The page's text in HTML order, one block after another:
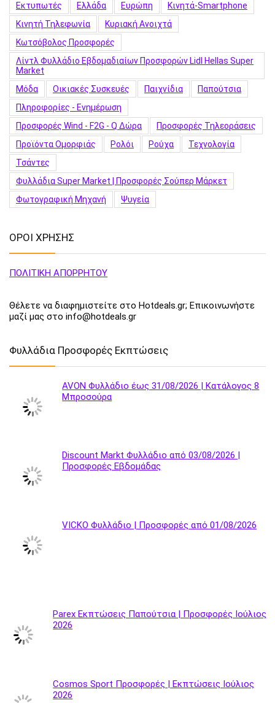
Εκτυπωτές
Ελλάδα Ευρώπη
Κινητά-Smartphone
Κινητή Τηλεφωνία
Κυριακή Ανοιχτά
Κωτσόβολος Προσφορές
Λίντλ Φυλλάδιο Εβδομαδιαίων Προσφορών Lidl Hellas Super
Market
Μόδα
Οικιακές Συσκευές Παιχνίδια
Παπούτσια
Πληροφορίες - Ενημέρωση
Προσφορές Wind - F2G - Q Δώρα
Προσφορές Τηλεοράσεις
Προϊόντα Ομορφιάς
Ρολόι Ρούχα
Τεχνολογία
Τσάντες
Φυλλάδια Super Market | Προσφορές Σούπερ Μάρκετ
Φωτογραφική Μηχανή
Ψυγεία
ΟΡΟΙ ΧΡΗΣΗΣ
ΠΟΛΙΤΙΚΗ ΑΠΟΡΡΗΤΟΥ
Θέλετε να διαφημιστείτε στο Hotdeals.gr; Επικοινωνήστε
μαζί μας στο info@hotdeals.gr
Φυλλάδια Προσφορές Εκπτώσεις
AVON Φυλλάδιο έως 31/08/2026 | Κατάλογος 8
Μπροσούρα
Discount Markt Φυλλάδιο από 03/08/2026 |
Προσφορές Εβδομάδας
VICKO Φυλλάδιο | Προσφορές από 01/08/2026
Parex Εκπτώσεις Παπούτσια | Προσφορές Ιούλιος
2026
Cosmos Sport Προσφορές | Εκπτώσεις Ιούλιος
2026